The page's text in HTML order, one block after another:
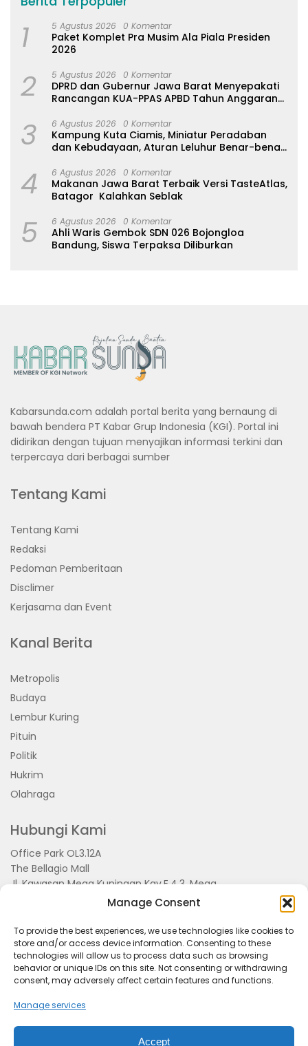
Manage Consent
To provide the best experiences, we use technologies like cookies to
store and/or access device information. Consenting to these
technologies will allow us to process data such as browsing
behavior or unique IDs on this site. Not consenting or withdrawing
consent, may adversely affect certain features and functions.
Manage services
Accept
1 5 Agustus 2026 0 Komentar
Paket Komplet Pra Musim Ala Piala Presiden
2026
2 5 Agustus 2026 0 Komentar
DPRD dan Gubernur Jawa Barat Menyepakati
Rancangan KUA-PPAS APBD Tahun Anggaran
3 6 Agustus 2026 0 Komentar
Kampung Kuta Ciamis, Miniatur Peradaban
dan Kebudayaan, Aturan Leluhur Benar-benar
4 6 Agustus 2026 0 Komentar
Makanan Jawa Barat Terbaik Versi TasteAtlas,
Batagor Kalahkan Seblak
5 6 Agustus 2026 0 Komentar
Ahli Waris Gembok SDN 026 Bojongloa
Bandung, Siswa Terpaksa Diliburkan
Kabarsunda.com adalah portal berita yang bernaung di
bawah bendera PT Kabar Grup Indonesia (KGI). Portal ini
didirikan dengan tujuan menyajikan informasi terkini dan
terpercaya dari berbagai sumber
Tentang Kami
Tentang Kami
Redaksi
Pedoman Pemberitaan
Disclimer
Kerjasama dan Event
Kanal Berita
Metropolis
Budaya
Lembur Kuring
Pituin
Politik
Hukrim
Olahraga
Hubungi Kami
Office Park OL3.12A
The Bellagio Mall
Jl. Kawasan Mega Kuningan Kav.E.4.3, Mega
Kuningan, Kel. Kuningan Timur,